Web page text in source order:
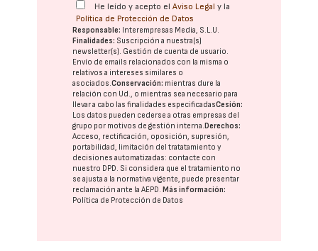
He leído y acepto elAviso Legal y la
Política de Protección de Datos
Responsable: Interempresas Media, S.L.U.
Finalidades: Suscripción a nuestra(s)
newsletter(s). Gestión de cuenta de usuario.
Envío de emails relacionados con la misma o
relativos a intereses similares o
asociados.Conservación: mientras dure la
relación con Ud., o mientras sea necesario para
llevar a cabo las finalidades especificadasCesión:
Los datos pueden cederse a otras empresas del
grupo por motivos de gestión interna.Derechos:
Acceso, rectificación, oposición, supresión,
portabilidad, limitación del tratatamiento y
decisiones automatizadas: contacte con
nuestro DPD. Si considera que el tratamiento no
se ajusta a la normativa vigente, puede presentar
reclamación ante laAEPD.Más información:
Política de Protección de Datos